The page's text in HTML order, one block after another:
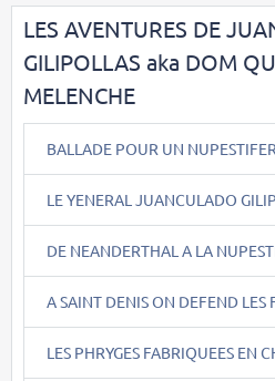
LES AVENTURES DE
GILIPOLLAS aka DOM
MELENCHE
BALLADE POUR UN
LE YENERAL JUANCULADO
DE NEANDERTHAL A LA
A SAINT DENIS ON DEFEND LES
LES PHRYGES FABRIQUEES EN